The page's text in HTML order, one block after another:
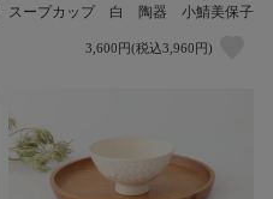
スープカップ 白 陶器 小鯖美保子
3,600円(税込3,960円)